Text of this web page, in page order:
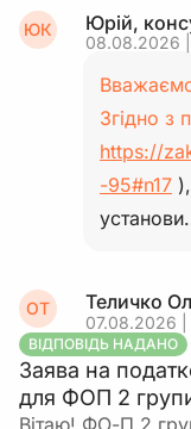
ЮК Юрій,
08.08.2026
Згідно
https://
-95#n17
ОТ Теличко
07.08.2026 |
ВІДПОВІДЬ НАДАНО
Заява на
для ФОП 2
Вітаю! ФО-П 2